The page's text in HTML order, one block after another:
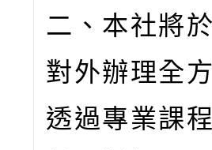
二、本社將於
對外辦理全
透過專業課